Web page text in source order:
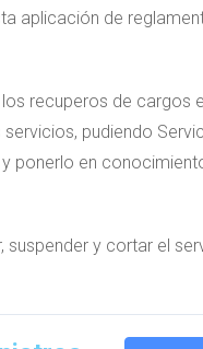
aplicación de
recuperos de cargos
pudiendo
ponerlo en
suspender y cortar el